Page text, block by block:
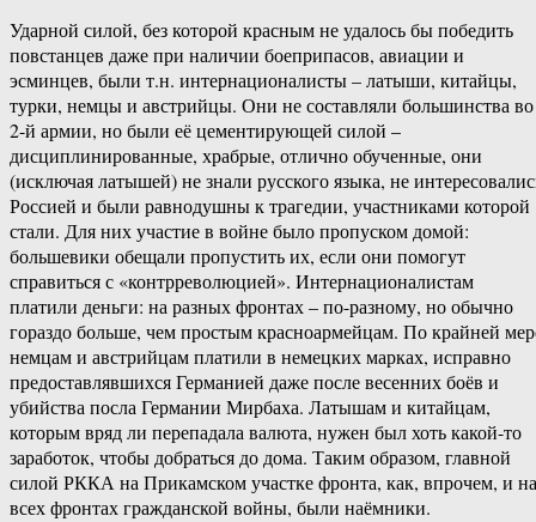
Ударной силой, без которой красным не удалось бы победить
повстанцев даже при наличии боеприпасов, авиации и
эсминцев, были т.н. интернационалисты – латыши, китайцы,
турки, немцы и австрийцы. Они не составляли большинства во
2-й армии, но были её цементирующей силой –
дисциплинированные, храбрые, отлично обученные, они
(исключая латышей) не знали русского языка, не
Россией и были равнодушны к трагедии, участниками которой
стали. Для них участие в войне было пропуском домой:
большевики обещали пропустить их, если они помогут
справиться с «контрреволюцией». Интернационалистам
платили деньги: на разных фронтах – по-разному, но обычно
гораздо больше, чем простым красноармейцам. По крайней
немцам и австрийцам платили в немецких марках, исправно
предоставлявшихся Германией даже после весенних боёв и
убийства посла Германии Мирбаха. Латышам и китайцам,
которым вряд ли перепадала валюта, нужен был хоть какой-то
заработок, чтобы добраться до дома. Таким образом, главной
силой РККА на Прикамском участке фронта, как, впрочем, и на
всех фронтах гражданской войны, были наёмники.